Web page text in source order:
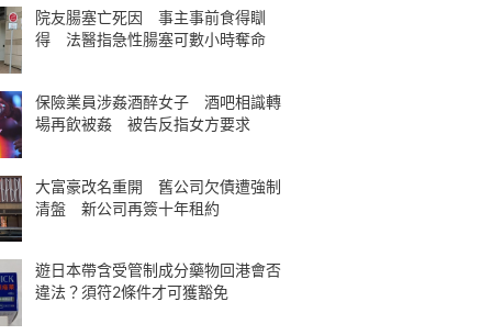
院友腸塞亡死因 事主事前食得瞓
得 法醫指急性腸塞可數小時奪命
保險業員涉姦酒醉女子 酒吧相識轉
場再飲被姦 被告反指女方要求
大富豪改名重開 舊公司欠債遭強制
清盤 新公司再簽十年租約
遊日本帶含受管制成分藥物回港會否
違法？須符2條件才可獲豁免